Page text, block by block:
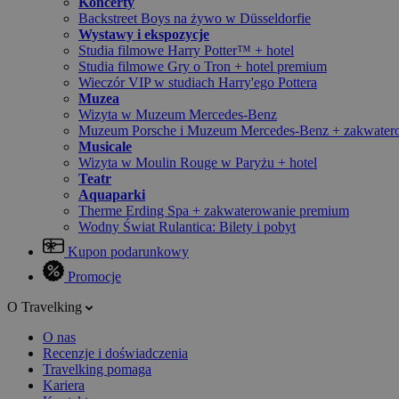
Backstreet Boys na żywo w Düsseldorfie
Wystawy i ekspozycje
Studia filmowe Harry Potter™ + hotel
Studia filmowe Gry o Tron + hotel premium
Wieczór VIP w studiach Harry'ego Pottera
Muzea
Wizyta w Muzeum Mercedes-Benz
Muzeum Porsche i Muzeum Mercedes-Benz +
Musicale
Wizyta w Moulin Rouge w Paryżu + hotel
Teatr
Aquaparki
Therme Erding Spa + zakwaterowanie premium
Wodny Świat Rulantica: Bilety i pobyt
Kupon podarunkowy
Promocje
O Travelking
O nas
Recenzje i doświadczenia
Travelking pomaga
Kariera